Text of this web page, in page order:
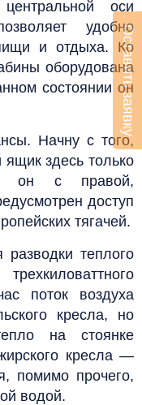
оси
удобно
и отдыха. Ко
оборудована
состоянии он
Начну с того,
ящик здесь только
он с правой,
доступ
тягачей.
теплого
поток воздуха
кресла, но
на стоянке
кресла —
помимо прочего,
водой.
Оставить заявку